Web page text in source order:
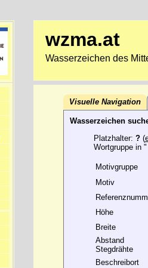
wzma.at
Wasserzeichen des
Visuelle Navigation
Wasserzeichen
Platzhalter: ?(
Wortgruppe in
Motivgruppe
Motiv
Höhe
Breite
Abstand
Stegdrähte
Beschreibort